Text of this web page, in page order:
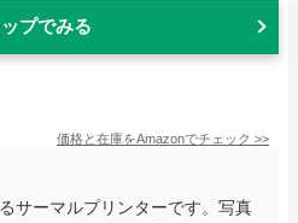
プでみる
価格と在庫をAmazonでチェック >>
サーマルプリンターです。写真